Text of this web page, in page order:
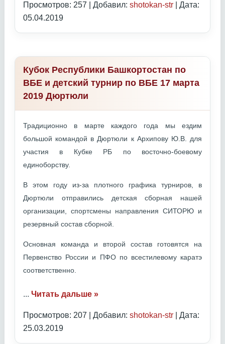
Просмотров: 257 | Добавил: shotokan-str | Дата:
05.04.2019
Кубок Республики Башкортостан по
ВБЕ и детский турнир по ВБЕ 17 марта
2019 Дюртюли
Традиционно в марте каждого года мы ездим
большой командой в Дюртюли к Архипову Ю.В. для
участия в Кубке РБ по восточно-боевому
единоборству.
В этом году из-за плотного графика турниров, в
Дюртюли отправились детская сборная нашей
организации, спортсмены направления СИТОРЮ и
резервный состав сборной.
Основная команда и второй состав готовятся на
Первенство России и ПФО по всестилевому каратэ
соответственно.
... Читать дальше »
Просмотров: 207 | Добавил: shotokan-str | Дата:
25.03.2019